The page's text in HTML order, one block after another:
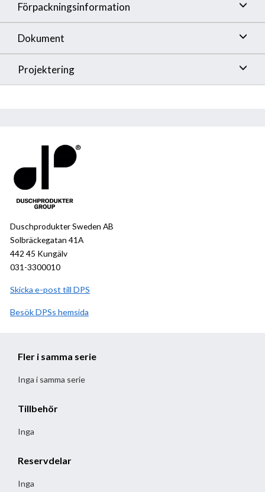
Förpackningsinformation
Dokument
Projektering
Duschprodukter Sweden AB
Solbräckegatan 41A
442 45 Kungälv
031-3300010
Skicka e-post till DPS
BesökDPS hemsida
Fler i samma serie
Inga i samma serie
Tillbehör
Inga
Reservdelar
Inga